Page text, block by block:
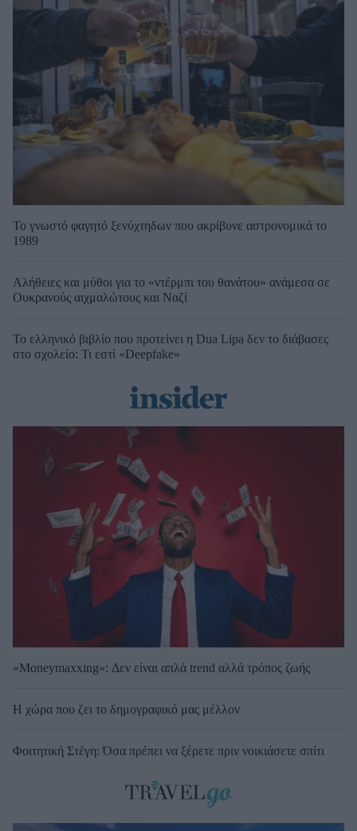
Το γνωστό φαγητό ξενύχτηδων που ακρίβυνε αστρονομικά το
1989
Αλήθειες και μύθοι για το «ντέρμπι του θανάτου» ανάμεσα σε
Ουκρανούς αιχμαλώτους και Ναζί
Το ελληνικό βιβλίο που προτείνει η Dua Lipa δεν το διάβασες
στο σχολείο: Τι εστί «Deepfake»
«Moneymaxxing»: Δεν είναι απλά trend αλλά τρόπος ζωής
Η χώρα που ζει το δημογραφικό μας μέλλον
Φοιτητική Στέγη: Όσα πρέπει να ξέρετε πριν νοικιάσετε σπίτι